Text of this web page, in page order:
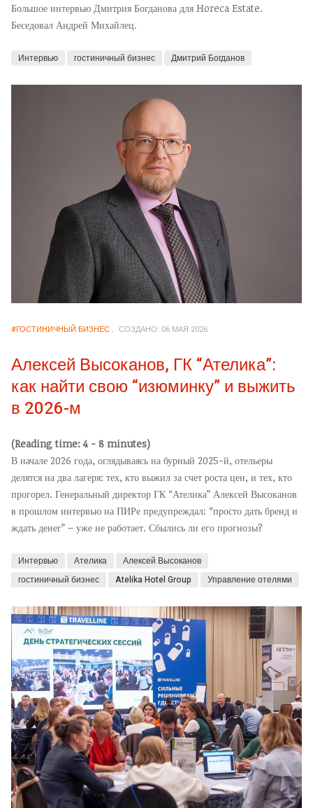
Большое интервью Дмитрия Богданова для Horeca Estate.
Беседовал Андрей Михайлец.
Интервью гостиничный бизнес Дмитрий Богданов
#ГОСТИНИЧНЫЙ БИЗНЕС СОЗДАНО: 06 МАЯ 2026
Алексей Высоканов, ГК “Ателика”:
как найти свою “изюминку” и выжить
в 2026-м
(Reading time: 4 - 8 minutes)
В начале 2026 года, оглядываясь на бурный 2025-й, отельеры
делятся на два лагеря: тех, кто выжил за счет роста цен, и тех, кто
прогорел. Генеральный директор ГК “Ателика” Алексей Высоканов
в прошлом интервью на ПИРе предупреждал: “просто дать бренд и
ждать денег” – уже не работает. Сбылись ли его прогнозы?
Интервью Ателика
Алексей Высоканов
гостиничный бизнес
Atelika Hotel Group Управление отелями